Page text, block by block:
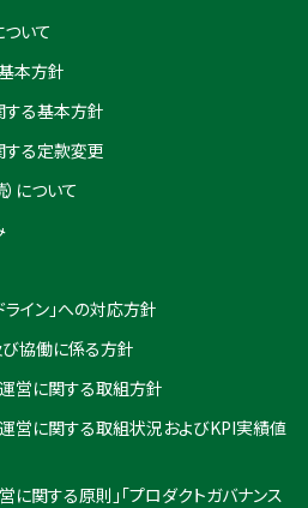
いて
本方針
る基本方針
る定款変更
について
イン」への対応方針
協働に係る方針
営に関する取組方針
営に関する取組状況およびKPI実績値
関する原則」「プロダクトガバナンス